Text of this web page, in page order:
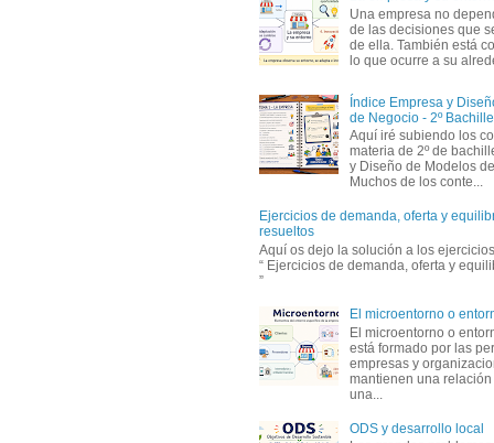
Una empresa no
de las decisiones que
de ella. También está
lo que ocurre a su
Índice Empresa y
de Negocio - 2º
Aquí iré subiendo los
materia de 2º de
y Diseño de Modelos
Muchos de los conte...
Ejercicios de demanda, oferta y
resueltos
Aquí os dejo la solución a los
“ Ejercicios de demanda, oferta y
”
El microentorno o
El microentorno o
está formado por las
empresas y
mantienen una
una...
ODS y desarrollo local